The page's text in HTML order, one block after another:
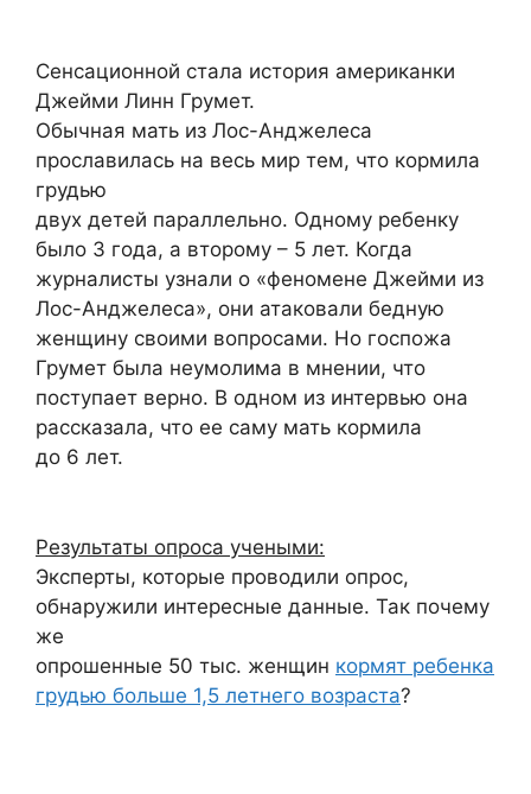
Сенсационной стала история американки
Джейми Линн Грумет.
Обычная мать из Лос-Анджелеса
прославилась на весь мир тем, что кормила
грудью
двух детей параллельно. Одному ребенку
было 3 года, а второму – 5 лет. Когда
журналисты узнали о «феномене Джейми из
Лос-Анджелеса», они атаковали бедную
женщину своими вопросами. Но госпожа
Грумет была неумолима в мнении, что
поступает верно. В одном из интервью она
рассказала, что ее саму мать кормила
до 6 лет.
Результаты опроса учеными:
Эксперты, которые проводили опрос,
обнаружили интересные данные. Так почему
же
опрошенные 50 тыс. женщин кормят ребенка
грудью больше 1,5 летнего возраста?